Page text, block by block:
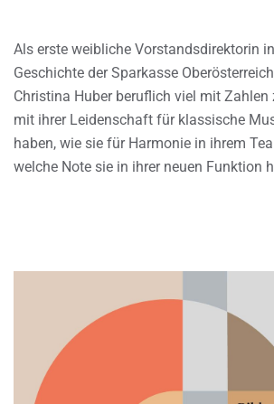
Als erste weibliche Vorstandsdirektorin
Geschichte der Sparkasse
Christina Huber beruflich viel mit Zahlen
mit ihrer Leidenschaft für klassische
haben, wie sie für Harmonie in ihrem
welche Note sie in ihrer neuen Funktion